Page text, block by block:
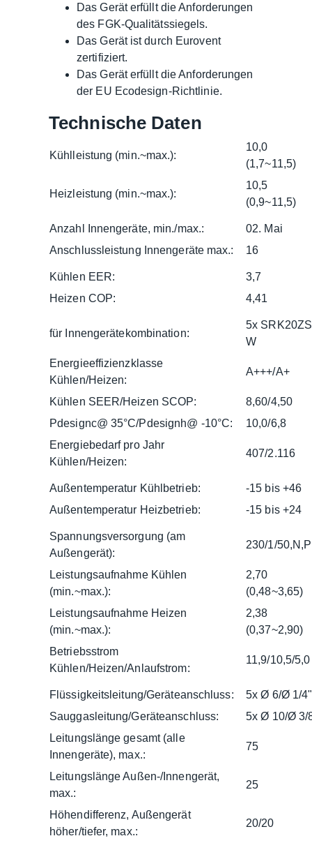
Das Gerät erfüllt die Anforderungen
des FGK-Qualitätssiegels.
Das Gerät ist durch Eurovent
zertifiziert.
Das Gerät erfüllt die Anforderungen
der EU Ecodesign-Richtlinie.
Technische Daten
Kühlleistung (min.~max.):
10,0
(1,7~11,5)
Heizleistung (min.~max.):
10,5
(0,9~11,5)
Anzahl Innengeräte, min./max.:
02. Mai
Anschlussleistung Innengeräte max.:
16
Kühlen EER:
3,7
Heizen COP:
4,41
für Innengerätekombination:
5x
W
Energieeffizienzklasse
Kühlen/Heizen:
A+++/A+
Kühlen SEER/Heizen SCOP:
8,60/4,50
Pdesignc@ 35°C/Pdesignh@ -10°C:
10,0/6,8
Energiebedarf pro Jahr
Kühlen/Heizen:
407/2.116
Außentemperatur Kühlbetrieb:
-15 bis +46
Außentemperatur Heizbetrieb:
-15 bis +24
Spannungsversorgung (am
Außengerät):
230/1/
Leistungsaufnahme Kühlen
(min.~max.):
2,70
(0,48~3,65)
Leistungsaufnahme Heizen
(min.~max.):
2,38
(0,37~2,90)
Betriebsstrom
Kühlen/Heizen/Anlaufstrom:
11,9/10,5/5,0
Flüssigkeitsleitung/Geräteanschluss:
5x Ø 6/Ø 1/4"
Sauggasleitung/Geräteanschluss:
5x Ø 10/Ø 3/
Leitungslänge gesamt (alle
Innengeräte), max.:
75
Leitungslänge Außen-/Innengerät,
max.:
25
Höhendifferenz, Außengerät
höher/tiefer, max.:
20/20